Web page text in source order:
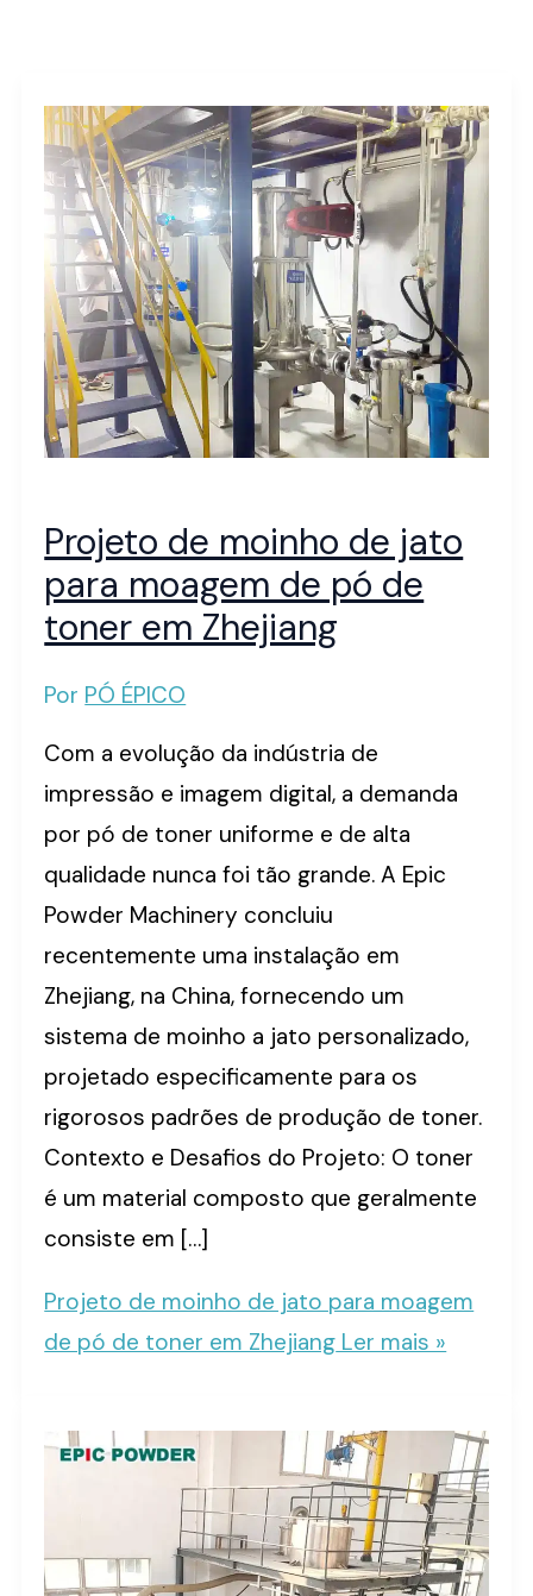
Projeto de moinho de jato
para moagem de pó de
toner em Zhejiang
Por PÓ ÉPICO
Com a evolução da indústria de
impressão e imagem digital, a demanda
por pó de toner uniforme e de alta
qualidade nunca foi tão grande. A Epic
Powder Machinery concluiu
recentemente uma instalação em
Zhejiang, na China, fornecendo um
sistema de moinho a jato personalizado,
projetado especificamente para os
rigorosos padrões de produção de toner.
Contexto e Desafios do Projeto: O toner
é um material composto que geralmente
consiste em […]
Projeto de moinho de jato para moagem
de pó de toner em Zhejiang Ler mais »